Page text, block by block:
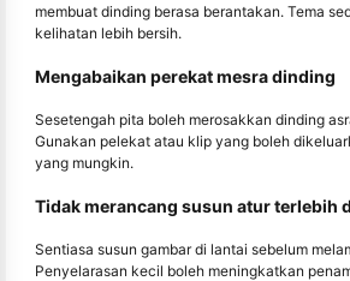
membuat dinding berasa berantakan. Tema
kelihatan lebih bersih.
Mengabaikan perekat mesra dinding
Sesetengah pita boleh merosakkan dinding
Gunakan pelekat atau klip yang boleh
yang mungkin.
Tidak merancang susun atur terlebih
Sentiasa susun gambar di lantai sebelum
Penyelarasan kecil boleh meningkatkan